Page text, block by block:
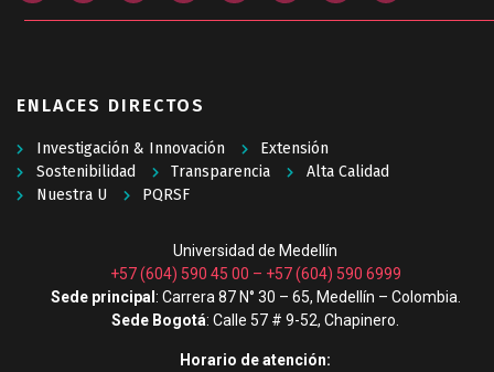
ENLACES DIRECTOS
Investigación & Innovación
Extensión
Sostenibilidad
Transparencia
Alta Calidad
Nuestra U
PQRSF
Universidad de Medellín
+57 (604) 590 45 00 – +57 (604) 590 6999
Sede principal : Carrera 87 N° 30 – 65, Medellín – Colombia.
Sede Bogotá: Calle 57 # 9-52, Chapinero.
Horario de atención: